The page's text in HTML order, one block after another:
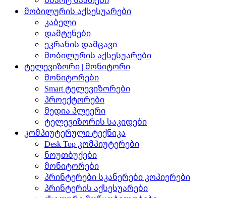
მობილურის აქსესუარები
კაბელი
დამტენები
ეკრანის დამცავი
მობილურის აქსესუარები
ტელევიზორი | მონიტორი
მონიტორები
Smart ტელევიზორები
პროექტორები
მედია პლეერი
ტელევიზორის საკიდები
კომპიუტერული ტექნიკა
Desk Top კომპიუტერები
ნოუთბუქები
მონიტორები
პრინტერები სკანერები კოპიერები
პრინტერის აქსესუარები